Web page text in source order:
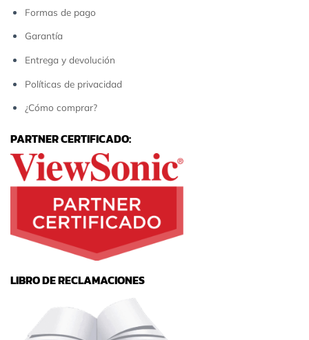
Formas de pago
Garantía
Entrega y devolución
Políticas de privacidad
¿Cómo comprar?
PARTNER CERTIFICADO:
LIBRO DE RECLAMACIONES